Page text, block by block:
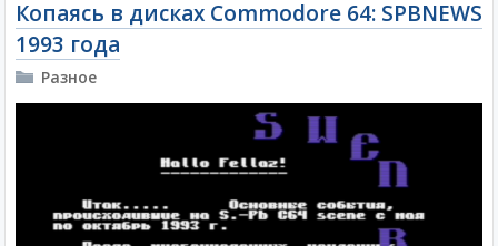
Копаясь в дисках Commodore 64: SPBNEWS
1993 года
Разное